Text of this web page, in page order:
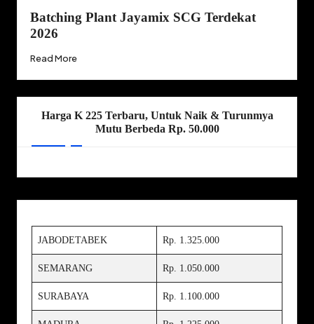
Batching Plant Jayamix SCG Terdekat
2026
Read More
Harga K 225 Terbaru, Untuk Naik & Turunmya
Mutu Berbeda Rp. 50.000
JABODETABEK Rp. 1.325.000
SEMARANG Rp. 1.050.000
SURABAYA Rp. 1.100.000